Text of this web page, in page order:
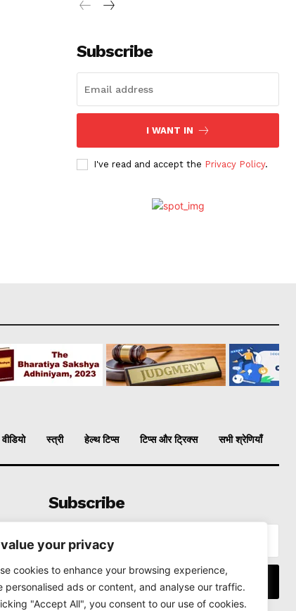
your privacy
cookies to enhance your browsing experience,
personalised ads or content, and analyse our traffic.
"Accept All", you consent to our use of cookies.
Subscribe
I WANT IN
I've read and accept the Privacy Policy.
वीडियो स्त्री हेल्थ टिप्स टिप्स और ट्रिक्स सभी श्रेणियाँ
Subscribe
I WANT IN